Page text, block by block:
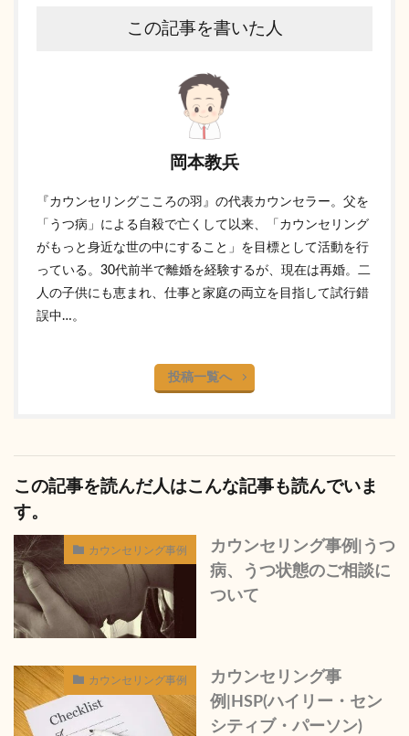
この記事を書いた人
岡本教兵
『カウンセリングこころの羽』の代表カウンセラー。父を
「うつ病」による自殺で亡くして以来、「カウンセリング
がもっと身近な世の中にすること」を目標として活動を行
っている。30代前半で離婚を経験するが、現在は再婚。二
人の子供にも恵まれ、仕事と家庭の両立を目指して試行錯
誤中…。
投稿一覧へ
この記事を読んだ人はこんな記事も読んでいま
す。
カウンセリング事例
カウンセリング事例|うつ
病、うつ状態のご相談に
ついて
カウンセリング事例
カウンセリング事
例|HSP(ハイリー・セン
シティブ・パーソン)